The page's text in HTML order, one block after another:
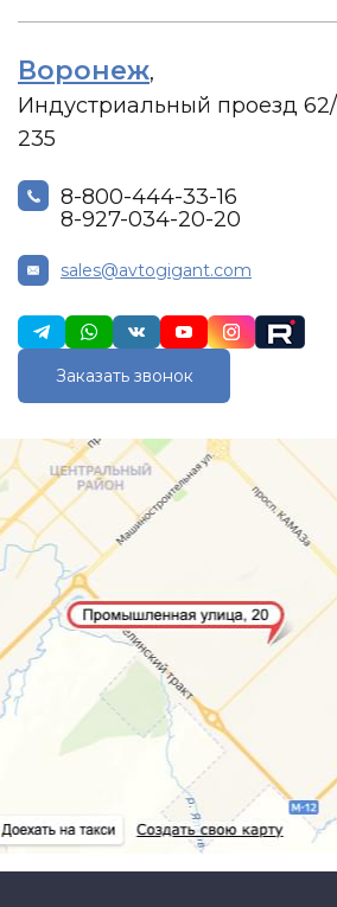
Воронеж,
Индустриальный проезд
235
8-800-444-33-16
8-927-034-20-20
sales@avtogigant.com
Заказать звонок